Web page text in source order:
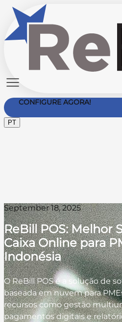
CONFIGURE AGORA!
PT
September 18, 2025
ReBill POS: Melhor
Caixa Online para
Indonésia
O ReBill POS é a solução de
baseada em nuvem para
recursos como gestão
pagamentos digitais e